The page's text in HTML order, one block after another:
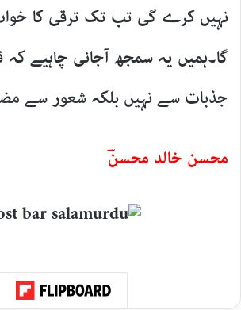
نہیں کرے گی تب تک ترقی کا
گا۔ہمیں یہ سمجھ آجانی چاہیے
جذبات سے نہیں بلکہ شعور سے
محسن خالد محسنؔ